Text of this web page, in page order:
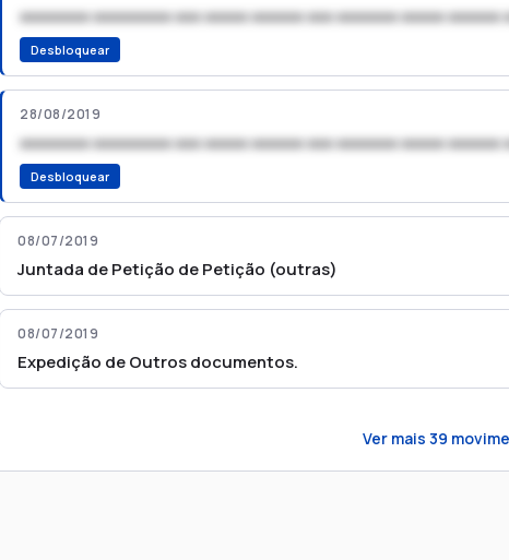
xxxxxxxx xxxxxxxxx xxx xxxxx xxxxxx xxx xxxxxxx xxxxx xxxxxx
Desbloquear
28/08/2019
xxxxxxxx xxxxxxxxx xxx xxxxx xxxxxx xxx xxxxxxx xxxxx xxxxxx
Desbloquear
08/07/2019
Juntada de Petição de Petição (outras)
08/07/2019
Expedição de Outros documentos.
Ver mais 39